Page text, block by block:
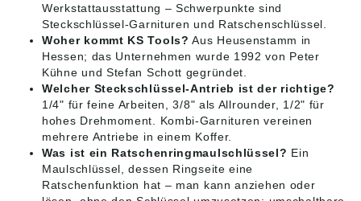
Werkstattausstattung – Schwerpunkte sind
Steckschlüssel-Garnituren und Ratschenschlüssel.
Woher kommt KS Tools? Aus Heusenstamm in
Hessen; das Unternehmen wurde 1992 von Peter
Kühne und Stefan Schott gegründet.
Welcher Steckschlüssel-Antrieb ist der richtige?
1/4" für feine Arbeiten, 3/8" als Allrounder, 1/2" für
hohes Drehmoment. Kombi-Garnituren vereinen
mehrere Antriebe in einem Koffer.
Was ist ein Ratschenringmaulschlüssel? Ein
Maulschlüssel, dessen Ringseite eine
Ratschenfunktion hat – man kann anziehen oder